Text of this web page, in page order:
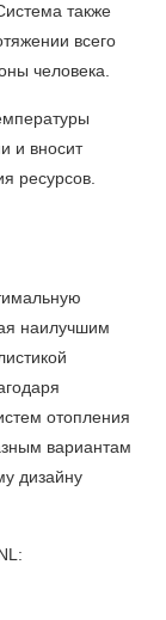
также
всего
человека.
и вносит
ресурсов.
наилучшим
отопления
вариантам
дизайну